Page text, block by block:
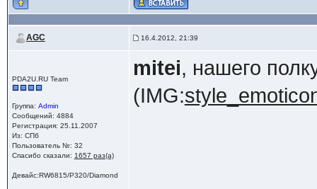
AGC 16.4.2012, 21:39
PDA2U.RU Team
Группа: Admin
Сообщений: 4884
Регистрация: 25.11.2007
Из: СПб
Пользователь №: 32
Спасибо сказали: 1657 раз(а)
Девайс:RW6815/P320/Diamond
mitei, нашего
(IMG: